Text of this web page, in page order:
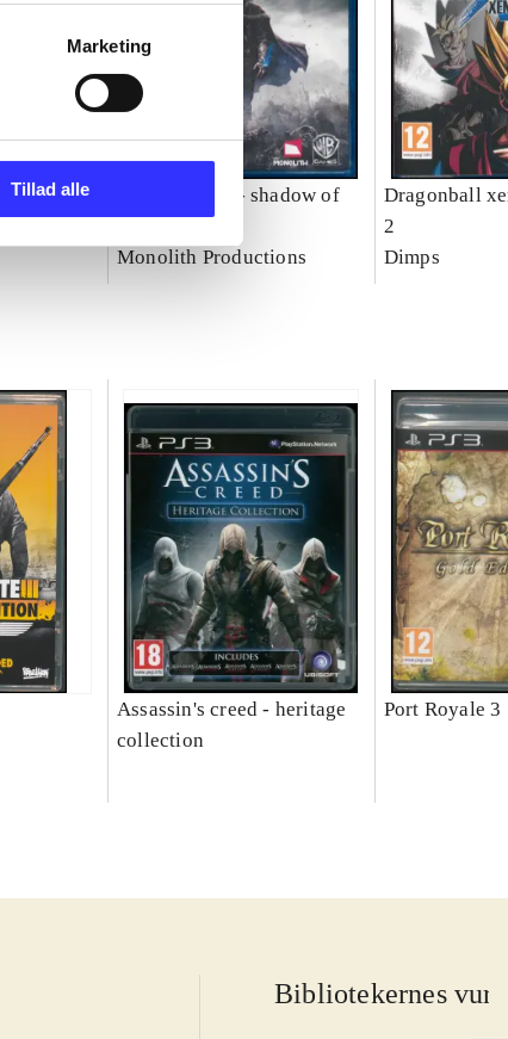
Marketing
Tillad alle
Middle-Earth - shadow of
Monolith Productions
Dragonball
2
Dimps
Assassin's creed - heritage
collection
Port Royale 3
Bibliotekernes